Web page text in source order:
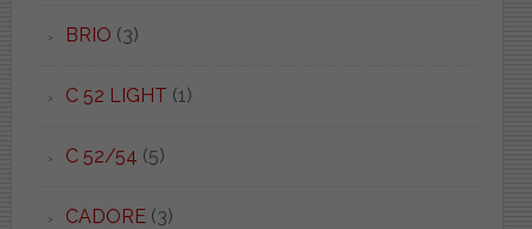
BRIO (3)
C 52 LIGHT (1)
C 52/54 (5)
CADORE(3)